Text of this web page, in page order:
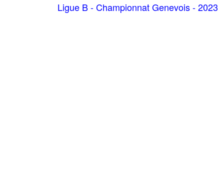
Ligue B - Championnat Genevois - 2023